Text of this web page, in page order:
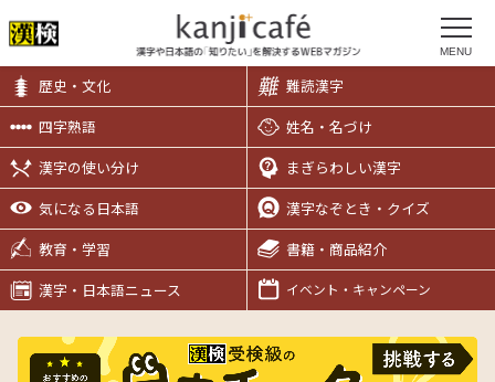
MENU
歴史・文化 難読漢字
四字熟語 姓名・名づけ
漢字の使い分け まぎらわしい漢字
気になる日本語 漢字なぞとき・クイズ
教育・学習 書籍・商品紹介
漢字・日本語ニュース イベント・キャンペーン